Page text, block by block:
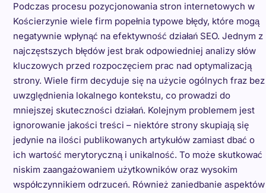
Podczas procesu pozycjonowania stron internetowych w
Kościerzynie wiele firm popełnia typowe błędy, które mogą
negatywnie wpłynąć na efektywność działań SEO. Jednym z
najczęstszych błędów jest brak odpowiedniej analizy słów
kluczowych przed rozpoczęciem prac nad optymalizacją
strony. Wiele firm decyduje się na użycie ogólnych fraz bez
uwzględnienia lokalnego kontekstu, co prowadzi do
mniejszej skuteczności działań. Kolejnym problemem jest
ignorowanie jakości treści – niektóre strony skupiają się
jedynie na ilości publikowanych artykułów zamiast dbać o
ich wartość merytoryczną i unikalność. To może skutkować
niskim zaangażowaniem użytkowników oraz wysokim
współczynnikiem odrzuceń. Również zaniedbanie aspektów